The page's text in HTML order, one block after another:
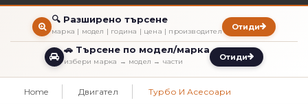
🔍 Разширено търсене
марка | модел | година | цена | производител Отиди
🚗 Търсене по модел/марка
избери марка → модел → части Отиди
Home Двигател Турбо И Асесоари